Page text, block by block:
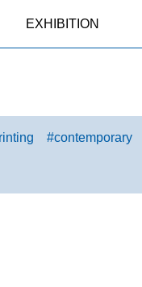
EXHIBITION
#contemporary